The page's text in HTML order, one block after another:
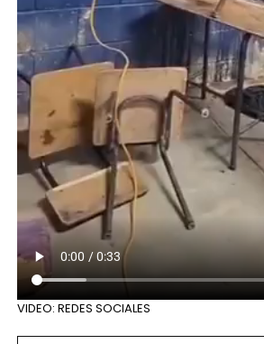
VIDEO: REDES SOCIALES